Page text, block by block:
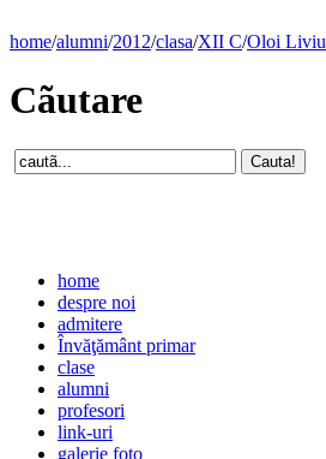
home/alumni/2012/clasa/XII C/Oloi Liviu
Cãutare
home
despre noi
admitere
Învăţământ primar
clase
alumni
profesori
link-uri
galerie foto